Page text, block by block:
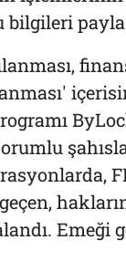
Emeği